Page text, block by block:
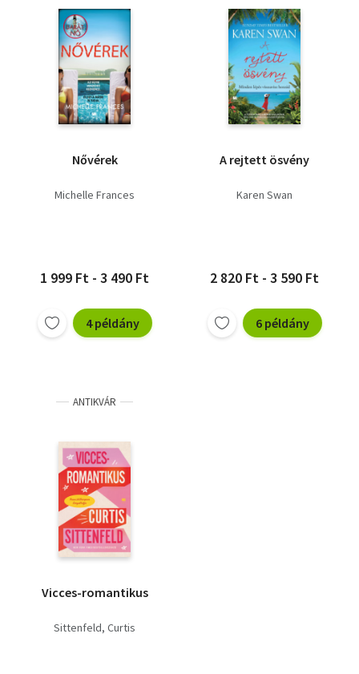
Nővérek
Michelle Frances
1 999 Ft - 3 490 Ft
4 példány
A rejtett ösvény
Karen Swan
2 820 Ft - 3 590 Ft
6 példány
ANTIKVÁR
Vicces-romantikus
Sittenfeld, Curtis